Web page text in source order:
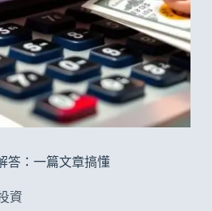
答：一篇文章搞懂
資